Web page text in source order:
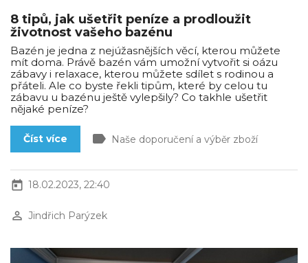
8 tipů, jak ušetřit peníze a prodloužit
životnost vašeho bazénu
Bazén je jedna z nejúžasnějších věcí, kterou můžete
mít doma. Právě bazén vám umožní vytvořit si oázu
zábavy i relaxace, kterou můžete sdílet s rodinou a
přáteli. Ale co byste řekli tipům, které by celou tu
zábavu u bazénu ještě vylepšily? Co takhle ušetřit
nějaké peníze?
Číst více label Naše doporučení a výběr zboží
today 18.02.2023, 22:40
perm_identity Jindřich Parýzek